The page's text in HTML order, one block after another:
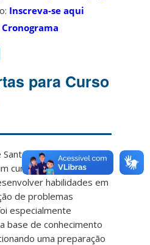
Inscreva-se aqui
Cronograma
para Curso
Catarina (UFSC) em
curso de pré-cálculo,
habilidades em
de problemas
especialmente
base de conhecimento
uma preparação